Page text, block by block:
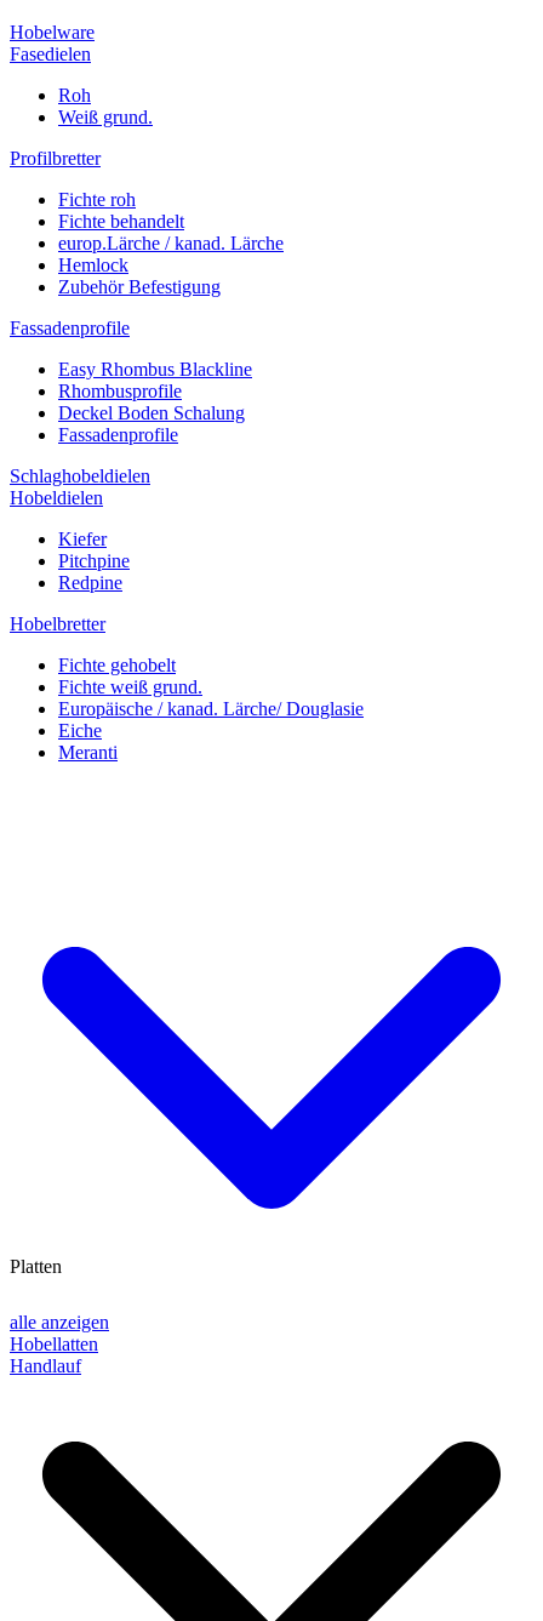
Hobelware
Fasedielen
Roh
Weiß grund.
Profilbretter
Fichte roh
Fichte behandelt
europ.Lärche / kanad. Lärche
Hemlock
Zubehör Befestigung
Fassadenprofile
Easy Rhombus Blackline
Rhombusprofile
Deckel Boden Schalung
Fassadenprofile
Schlaghobeldielen
Hobeldielen
Kiefer
Pitchpine
Redpine
Hobelbretter
Fichte gehobelt
Fichte weiß grund.
Europäische / kanad. Lärche/ Douglasie
Eiche
Meranti
alle anzeigen
Hobellatten
Handlauf
Platten